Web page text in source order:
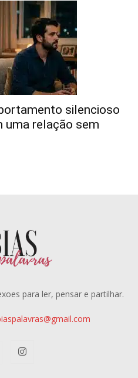
silencioso
uma relação sem
para ler, pensar e partilhar.